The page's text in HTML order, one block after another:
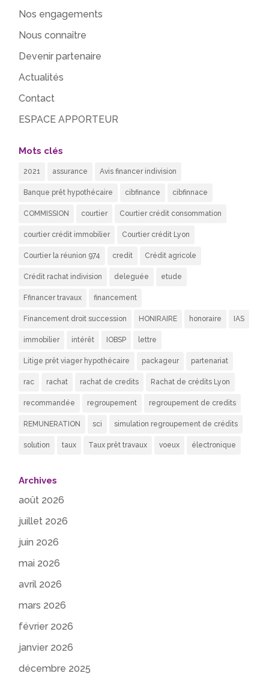
Nos engagements
Nous connaître
Devenir partenaire
Actualités
Contact
ESPACE APPORTEUR
Mots clés
2021 assurance Avis financer indivision
Banque prêt hypothécaire cibfinance cibfinnace
COMMISSION courtier Courtier crédit consommation
courtier crédit immobilier Courtier crédit Lyon
Courtier la réunion 974 credit Crédit agricole
Crédit rachat indivision deleguée etude
Ffinancer travaux financement
Financement droit succession HONIRAIRE honoraire IAS
immobilier intérêt IOBSP lettre
Litige prêt viager hypothécaire packageur partenariat
rac rachat rachat de credits Rachat de crédits Lyon
recommandée regroupement regroupement de credits
REMUNERATION sci simulation regroupement de crédits
solution taux Taux prêt travaux voeux électronique
Archives
août 2026
juillet 2026
juin 2026
mai 2026
avril 2026
mars 2026
février 2026
janvier 2026
décembre 2025